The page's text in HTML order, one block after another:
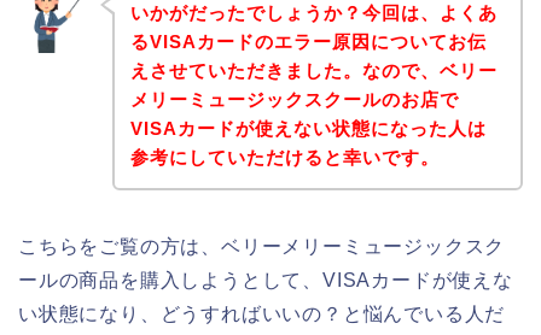
いかがだったでしょうか？今回は、よくあ
るVISAカードのエラー原因についてお伝
えさせていただきました。なので、ベリー
メリーミュージックスクールのお店で
VISAカードが使えない状態になった人は
参考にしていただけると幸いです。
こちらをご覧の方は、ベリーメリーミュージックスク
ールの商品を購入しようとして、VISAカードが使えな
い状態になり、どうすればいいの？と悩んでいる人だ